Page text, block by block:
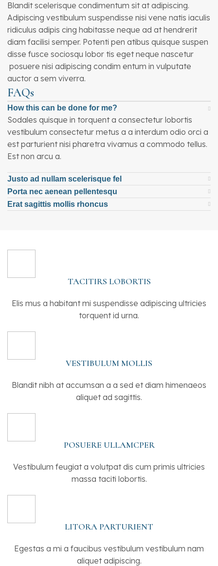
Blandit scelerisque condimentum sit at adipiscing.
Adipiscing vestibulum suspendisse nisi vene natis iaculis
ridiculus adipis cing habitasse neque ad at hendrerit
diam facilisi semper. Potenti pen atibus quisque suspen
disse fusce sociosqu lobor tis eget neque nascetur
posuere nisi adipiscing condim entum in vulputate
auctor a sem viverra.
FAQs
How this can be done for me?
Sodales quisque in torquent a consectetur lobortis
vestibulum consectetur metus a a interdum odio orci a
est parturient nisi pharetra vivamus a commodo tellus.
Est non arcu a.
Justo ad nullam scelerisque fel
Porta nec aenean pellentesqu
Erat sagittis mollis rhoncus
TACITIRS LOBORTIS
Elis mus a habitant mi suspendisse adipiscing ultricies
torquent id urna.
VESTIBULUM MOLLIS
Blandit nibh at accumsan a a sed et diam himenaeos
aliquet ad sagittis.
POSUERE ULLAMCPER
Vestibulum feugiat a volutpat dis cum primis ultricies
massa taciti lobortis.
LITORA PARTURIENT
Egestas a mi a faucibus vestibulum vestibulum nam
aliquet adipiscing.